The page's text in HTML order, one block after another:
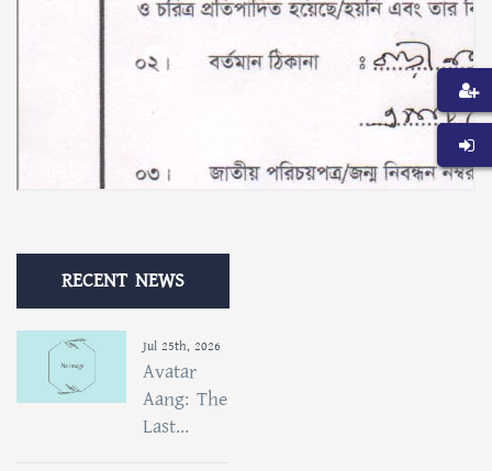
RECENT NEWS
Jul 25th, 2026
Avatar
Aang: The
Last...